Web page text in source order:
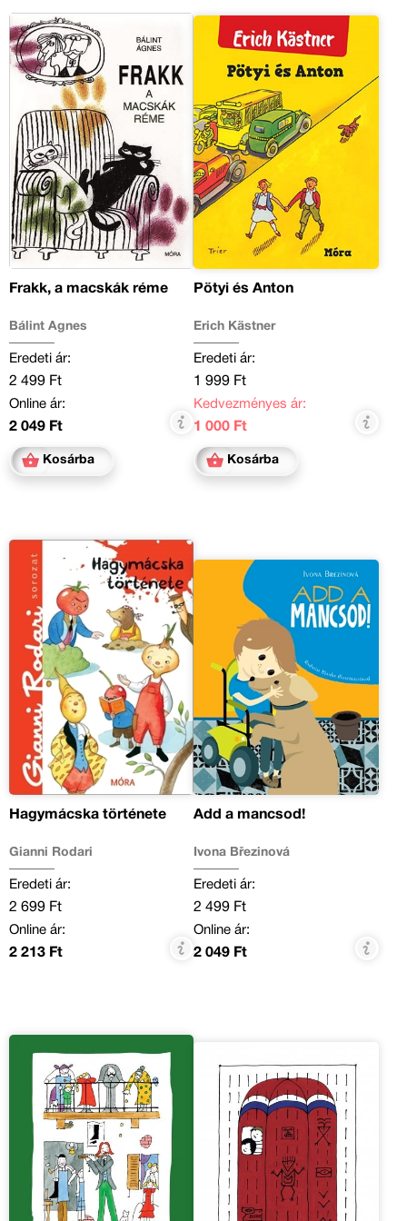
Frakk, a macskák réme
Bálint Ágnes
Eredeti ár:
2 499 Ft
Online ár:
2 049 Ft
Kosárba
Pötyi és Anton
Erich Kästner
Eredeti ár:
1 999 Ft
Kedvezményes ár:
1 000 Ft
Kosárba
Hagymácska története
Gianni Rodari
Eredeti ár:
2 699 Ft
Online ár:
2 213 Ft
Add a mancsod!
Ivona Březinová
Eredeti ár:
2 499 Ft
Online ár:
2 049 Ft